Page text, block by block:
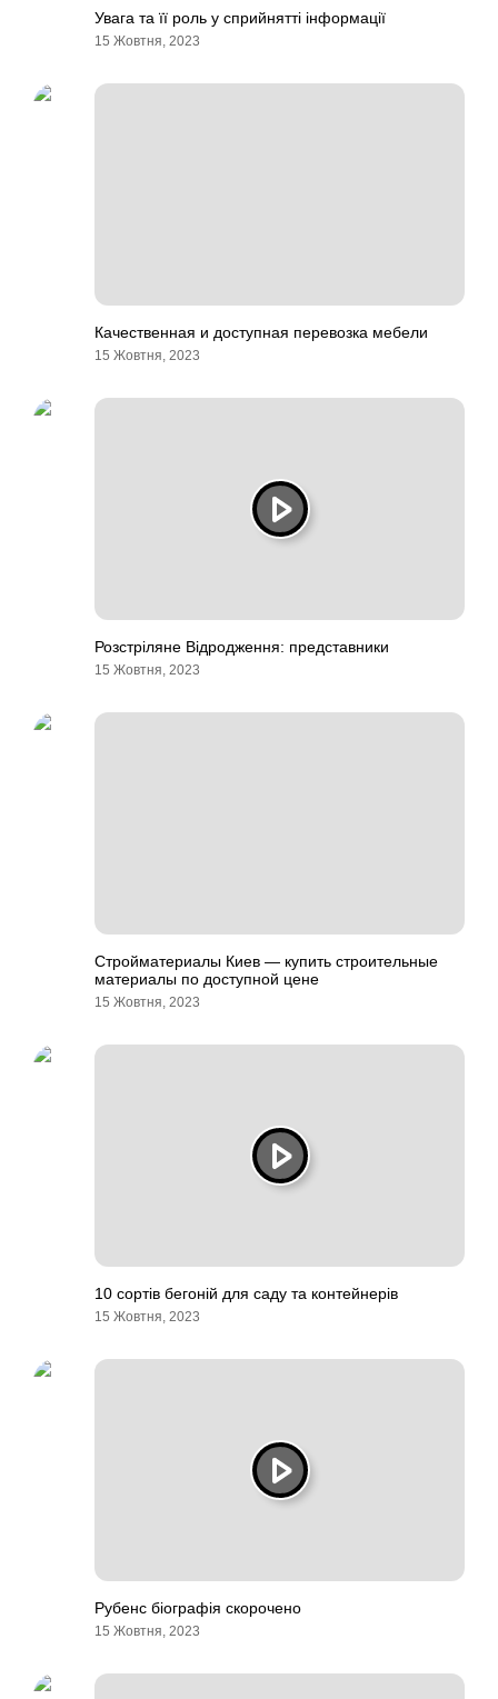
Увага та її роль у сприйнятті інформації
15 Жовтня, 2023
Качественная и доступная перевозка мебели
15 Жовтня, 2023
Розстріляне Відродження: представники
15 Жовтня, 2023
Стройматериалы Киев — купить строительные
материалы по доступной цене
15 Жовтня, 2023
10 сортів бегоній для саду та контейнерів
15 Жовтня, 2023
Рубенс біографія скорочено
15 Жовтня, 2023